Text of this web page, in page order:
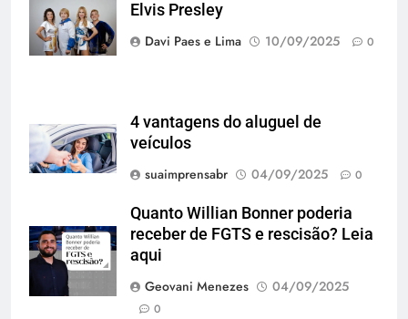
Oliveira)
Elvis Presley
Davi Paes e Lima
10/09/2025 0
4 vantagens do aluguel de
veículos
suaimprensabr
04/09/2025 0
Quanto Willian Bonner poderia
receber de FGTS e rescisão? Leia
aqui
Geovani Menezes
04/09/2025
0